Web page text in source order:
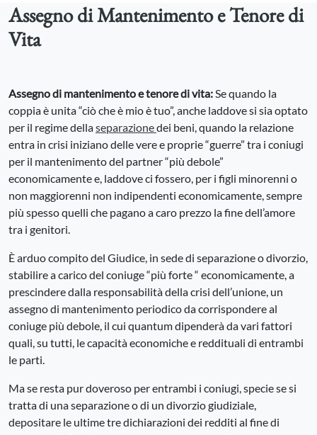
Assegno di Mantenimento e Tenore di
Vita
Assegno di mantenimento e tenore di vita:Se quando la
coppia è unita “ciò che è mio è tuo”, anche laddove si sia optato
per il regime dellaseparazionedei beni, quando la relazione
entra in crisi iniziano delle vere e proprie “guerre” tra i coniugi
per il mantenimento del partner “più debole”
economicamente e, laddove ci fossero, per i figli minorenni o
non maggiorenni non indipendenti economicamente, sempre
più spesso quelli che pagano a caro prezzo la fine dell’amore
tra i genitori.
È arduo compito del Giudice, in sede di separazione o divorzio,
stabilire a carico del coniuge “più forte “ economicamente, a
prescindere dalla responsabilità della crisi dell’unione, un
assegno di mantenimento periodico da corrispondere al
coniuge più debole, il cui quantum dipenderà da vari fattori
quali, su tutti, le capacità economiche e reddituali di entrambi
le parti.
Ma se resta pur doveroso per entrambi i coniugi, specie se si
tratta di una separazione o di un divorzio giudiziale,
depositare le ultime tre dichiarazioni dei redditi al fine di